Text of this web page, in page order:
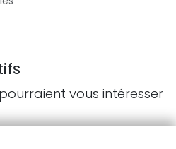
vous intéresser